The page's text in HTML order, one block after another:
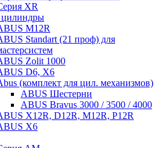
XR
M12R
Standart (21 проф) для
Zolit 1000
D6, X6
(комплект для цил. механизмов)
ABUS Шестерни
ABUS Bravus 3000 / 3500 / 4000
X12R, D12R, M12R, P12R
X6